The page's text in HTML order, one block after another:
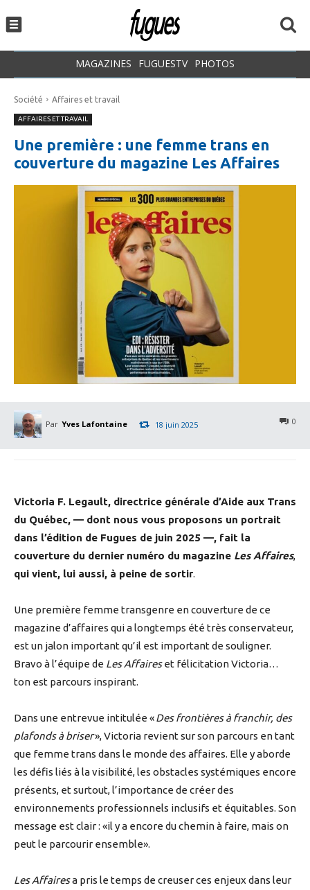
MAGAZINES FUGUESTV PHOTOS
Société Affaires et travail
AFFAIRES ET TRAVAIL
Une première : une femme trans en
couverture du magazine Les Affaires
Par Yves Lafontaine 0
18 juin 2025
Victoria F. Legault, directrice générale d’Aide aux Trans
du Québec, — dont nous vous proposons un portrait
dans l’édition de Fugues de juin 2025 —, fait la
couverture du dernier numéro du magazine Les Affaires,
qui vient, lui aussi, à peine de sortir.
Une première femme transgenre en couverture de ce
magazine d’affaires qui a longtemps été très conservateur,
est un jalon important qu’il est important de souligner.
Bravo à l’équipe de Les Affaireset félicitation Victoria…
ton est parcours inspirant.
Dans une entrevue intitulée «Des frontières à franchir, des
plafonds à briser», Victoria revient sur son parcours en tant
que femme trans dans le monde des affaires. Elle y aborde
les défis liés à la visibilité, les obstacles systémiques encore
présents, et surtout, l’importance de créer des
environnements professionnels inclusifs et équitables. Son
message est clair : «il y a encore du chemin à faire, mais on
peut le parcourir ensemble».
Les Affairesa pris le temps de creuser ces enjeux dans leur